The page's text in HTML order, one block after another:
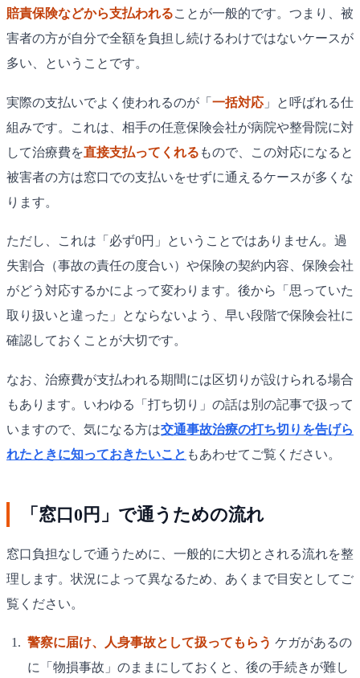
賠責保険などから支払われることが一般的です。つまり、被
害者の方が自分で全額を負担し続けるわけではないケースが
多い、ということです。
実際の支払いでよく使われるのが「 一括対応 」と呼ばれる仕
組みです。これは、相手の任意保険会社が病院や整骨院に対
して治療費を直接支払ってくれる もので、この対応になると
被害者の方は窓口での支払いをせずに通えるケースが多くな
ります。
ただし、これは「必ず0円」ということではありません。過
失割合（事故の責任の度合い）や保険の契約内容、保険会社
がどう対応するかによって変わります。後から「思っていた
取り扱いと違った」とならないよう、早い段階で保険会社に
確認しておくことが大切です。
なお、治療費が支払われる期間には区切りが設けられる場合
もあります。いわゆる「打ち切り」の話は別の記事で扱って
いますので、気になる方は交通事故治療の打ち切りを告げら
れたときに知っておきたいこと もあわせてご覧ください。
「窓口0円」で通うための流れ
窓口負担なしで通うために、一般的に大切とされる流れを整
理します。状況によって異なるため、あくまで目安としてご
覧ください。
警察に届け、人身事故として扱ってもらう ケガがあるの
に「物損事故」のままにしておくと、後の手続きが難し